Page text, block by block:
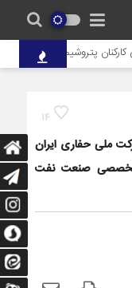
پتروشیمی شهید
14
ملی حفاری ایران
تخصصی صنعت نفت